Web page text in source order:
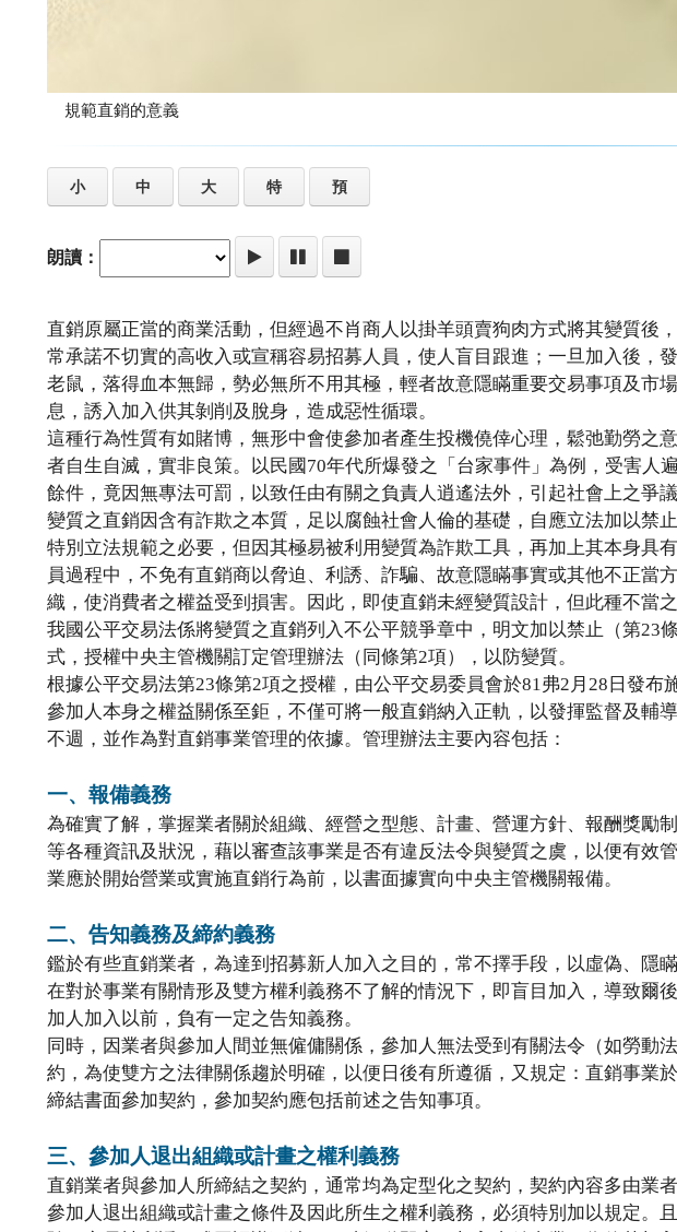
規範直銷的意義
小 中 大 特 預
朗讀：
直銷原屬正當的商業活動，但經過不肖商人以掛羊頭賣狗肉方式將其變質後
常承諾不切實的高收入或宣稱容易招募人員，使人盲目跟進；一旦加入後，
老鼠，落得血本無歸，勢必無所不用其極，輕者故意隱瞞重要交易事項及市
息，誘入加入供其剝削及脫身，造成惡性循環。
這種行為性質有如賭博，無形中會使參加者產生投機僥倖心理，鬆弛勤勞之
者自生自滅，實非良策。以民國70年代所爆發之「台家事件」為例，受害人
餘件，竟因無專法可罰，以致任由有關之負責人逍遙法外，引起社會上之爭
變質之直銷因含有詐欺之本質，足以腐蝕社會人倫的基礎，自應立法加以禁
特別立法規範之必要，但因其極易被利用變質為詐欺工具，再加上其本身具
員過程中，不免有直銷商以脅迫、利誘、詐騙、故意隱瞞事實或其他不正當
織，使消費者之權益受到損害。因此，即使直銷未經變質設計，但此種不當
我國公平交易法係將變質之直銷列入不公平競爭章中，明文加以禁止（第23
式，授權中央主管機關訂定管理辦法（同條第2項），以防變質。
根據公平交易法第23條第2項之授權，由公平交易委員會於81弗2月28日發
參加人本身之權益關係至鉅，不僅可將一般直銷納入正軌，以發揮監督及輔
不週，並作為對直銷事業管理的依據。管理辦法主要內容包括：
一、報備義務
為確實了解，掌握業者關於組織、經營之型態、計畫、營運方針、報酬獎勵
等各種資訊及狀況，藉以審查該事業是否有違反法令與變質之虞，以便有效
業應於開始營業或實施直銷行為前，以書面據實向中央主管機關報備。
二、告知義務及締約義務
鑑於有些直銷業者，為達到招募新人加入之目的，常不擇手段，以虛偽、隱
在對於事業有關情形及雙方權利義務不了解的情況下，即盲目加入，導致爾
加人加入以前，負有一定之告知義務。
同時，因業者與參加人間並無僱傭關係，參加人無法受到有關法令（如勞動
約，為使雙方之法律關係趨於明確，以便日後有所遵循，又規定：直銷事業
締結書面參加契約，參加契約應包括前述之告知事項。
三、參加人退出組織或計畫之權利義務
直銷業者與參加人所締結之契約，通常均為定型化之契約，契約內容多由業
參加人退出組織或計畫之條件及因此所生之權利義務，必須特別加以規定。